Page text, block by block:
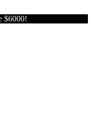
$6000!